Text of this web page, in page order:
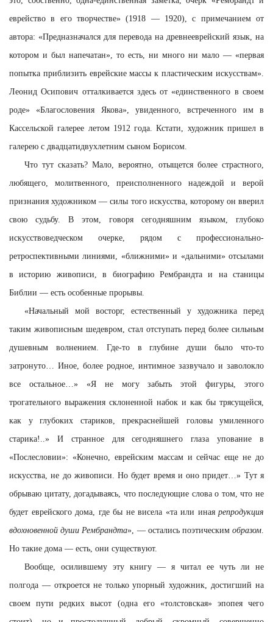
еврейство в его творчестве» (1918 — 1920), с примечанием от
автора: «Предназначался для перевода на древнееврейский язык, на
котором и был напечатан», то есть, ни много ни мало — «первая
попытка приблизить еврейские массы к пластическим искусствам».
Леонид Осипович отталкивается здесь от «единственного в своем
роде» «Благословения Якова», увиденного, встреченного им в
Кассельской галерее летом 1912 года. Кстати, художник пришел в
галерею с двадцатидвухлетним сыном Борисом.
Что тут сказать? Мало, вероятно, отыщется более страстного,
любящего, молитвенного, преисполненного надеждой и верой
признания художником — силы того искусства, которому он вверил
свою судьбу. В этом, говоря сегодняшним языком, глубоко
искусствоведческом очерке, рядом с профессионально-
ретроспективными линиями, «ближними» и «дальними» отсылами
в историю живописи, в биографию Рембрандта и на станицы
Библии — есть особенные прорывы.
«Начальный мой восторг, естественный у художника перед
таким живописным шедевром, стал отступать перед более сильным
душевным волнением. Где-то в глубине души было что-то
затронуто… Иное, более родное, интимное зазвучало и заволокло
все остальное…» «Я не могу забыть этой фигуры, этого
трогательного выражения склоненной набок и как бы трясущейся,
как у глубоких стариков, прекраснейшей головы умиленного
старика!..» И странное для сегодняшнего глаза упование в
«Послесловии»: «Конечно, еврейским массам и сейчас еще не до
искусства, не до живописи. Но будет время и оно придет…» Тут я
обрываю цитату, догадываясь, что последующие слова о том, что не
будет еврейского дома, где бы не висела «та или иная репродукция
вдохновенной души Рембрандта», — остались поэтическимобразом.
Но такие дома — есть, они существуют.
Вообще, осилившему эту книгу — я читал ее чуть ли не
полгода — откроется не только упорный художник, достигший на
своем пути редких высот (одна его «толстовская» эпопея чего